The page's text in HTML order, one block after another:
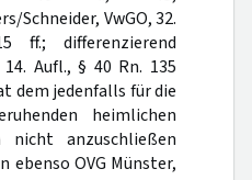
Schneider, VwGO, 32.
differenzierend
Aufl., § 40 Rn. 135
dem jedenfalls für die
heimlichen
nicht anzuschließen
ebenso OVG Münster,